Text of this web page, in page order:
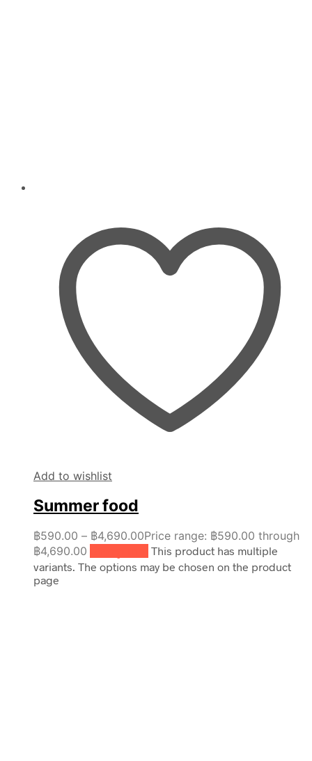
Add to wishlist
Summer food
฿590.00 – ฿4,690.00Price range: ฿590.00 through
฿4,690.00
This product has multiple
variants. The options may be chosen on the product
page